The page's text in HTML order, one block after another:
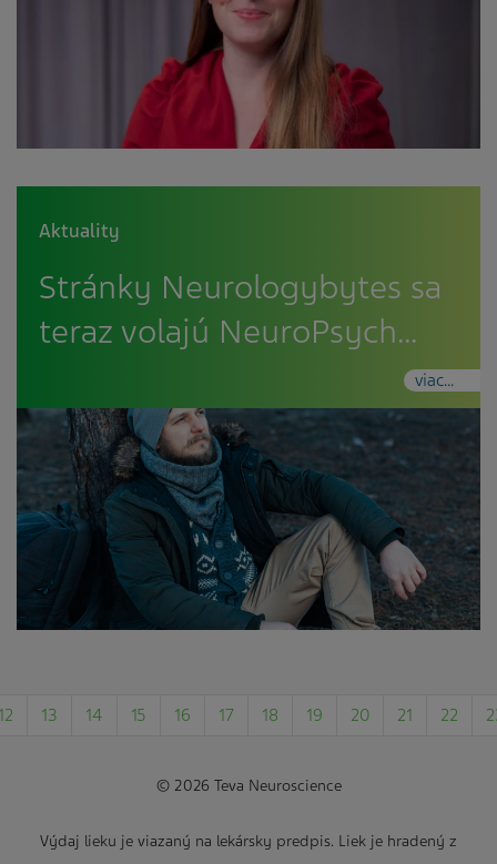
Aktuality
Stránky Neurologybytes sa
teraz volajú NeuroPsych…
viac...
13 14 15 16 17 18 19 20 21 22
© 2026 Teva Neuroscience
Výdaj lieku je viazaný na lekársky predpis. Liek je hradený z